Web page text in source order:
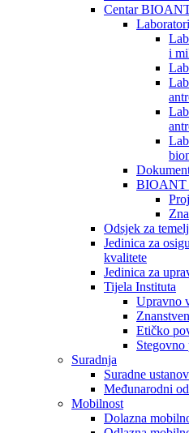
Centar
i
BIOANT
Odsjek za
Jedinica za
kvalitete
Jedinica za
Tijela Instituta
Upravno
Etičko
Stegovno
Suradnja
Suradne
Međunarodni
Mobilnost
Dolazna